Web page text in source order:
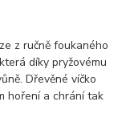
z ručně foukaného
díky pryžovému
Dřevěné víčko
hoření a chrání tak